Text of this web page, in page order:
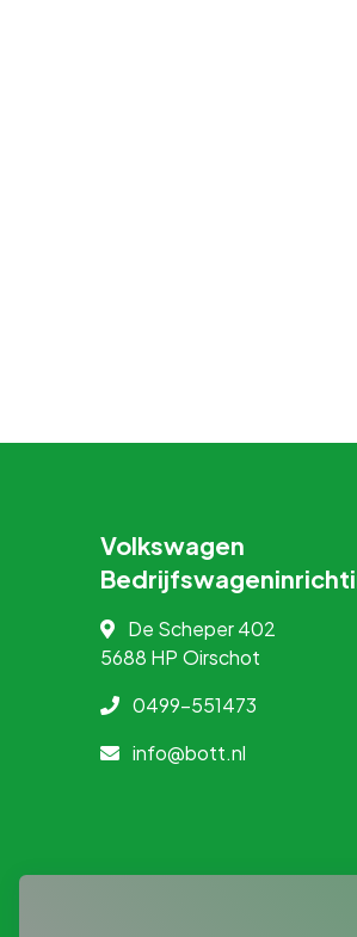
Volkswagen
De Scheper 402
5688 HP Oirschot
0499-551473
info@bott.nl